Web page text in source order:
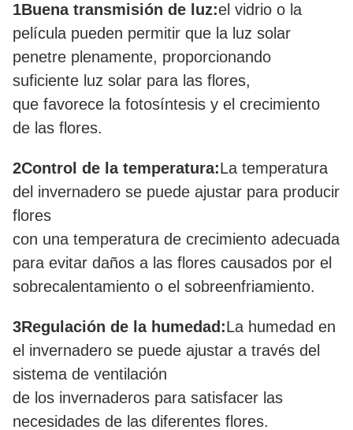
1Buena transmisión de luz:el vidrio o la
película pueden permitir que la luz solar
penetre plenamente, proporcionando
suficiente luz solar para las flores,
que favorece la fotosíntesis y el crecimiento
de las flores.
2Control de la temperatura:La temperatura
del invernadero se puede ajustar para producir
flores
con una temperatura de crecimiento adecuada
para evitar daños a las flores causados por el
sobrecalentamiento o el sobreenfriamiento.
3Regulación de la humedad:La humedad en
el invernadero se puede ajustar a través del
sistema de ventilación
de los invernaderos para satisfacer las
necesidades de las diferentes flores.